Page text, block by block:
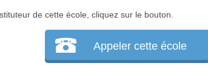
de cette école, cliquez sur le bouton.
Appeler cette école